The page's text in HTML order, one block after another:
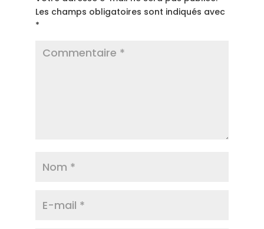
Les champs obligatoires sont indiqués avec
*